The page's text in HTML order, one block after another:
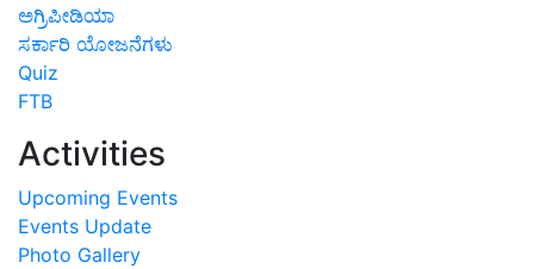
ಅಗ್ರಿಪೀಡಿಯಾ
ಸರ್ಕಾರಿ ಯೋಜನೆಗಳು
Quiz
FTB
Activities
Upcoming Events
Events Update
Photo Gallery